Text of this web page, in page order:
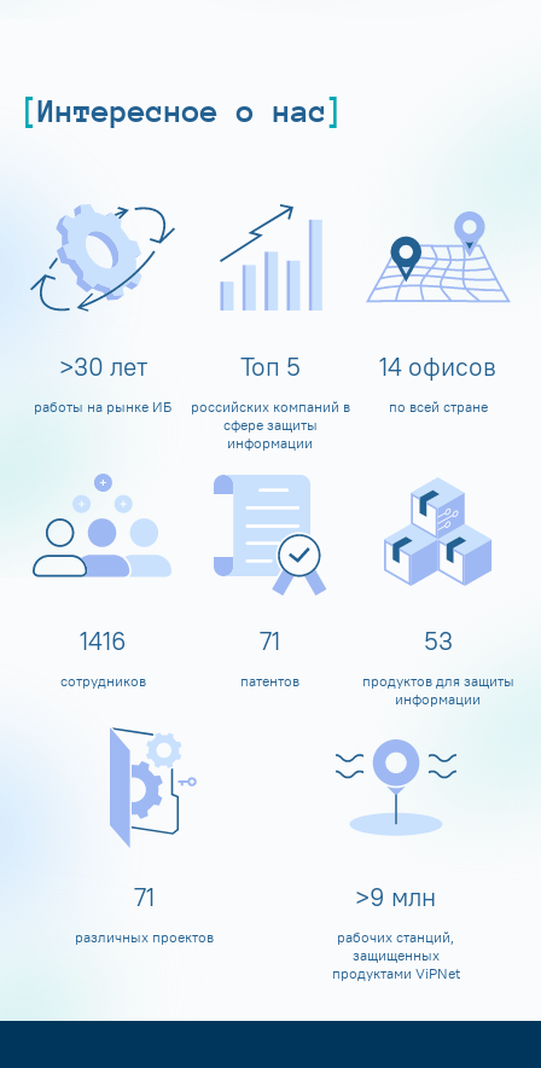
Интересное о нас
>30 лет
работы на рынке ИБ
Топ 5
российских компаний в
сфере защиты
информации
14 офисов
по всей стране
1597
сотрудников
80
патентов
60
продуктов для защиты
информации
80
различных проектов
>10 млн
рабочих станций,
защищенных
продуктами ViPNet